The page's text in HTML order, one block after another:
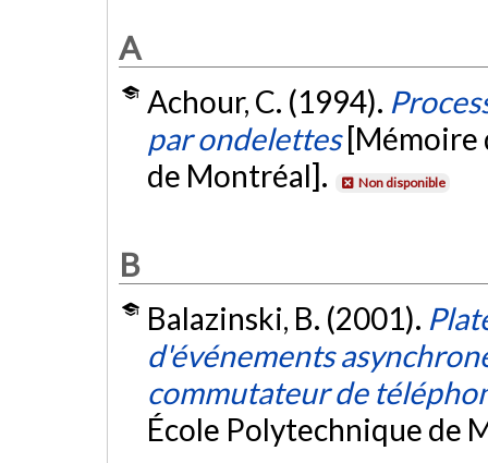
A
Achour, C. (1994).
par ondelettes [Mémoire
de Montréal].
Non disponible
B
Balazinski, B. (2001).
d'événements
commutateur de
École Polytechnique de